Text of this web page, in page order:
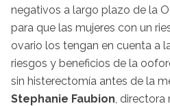
negativos a largo plazo de la
para que las mujeres con un
ovario los tengan en cuenta a
riesgos y beneficios de la
sin histerectomía antes de la
Stephanie Faubion ,